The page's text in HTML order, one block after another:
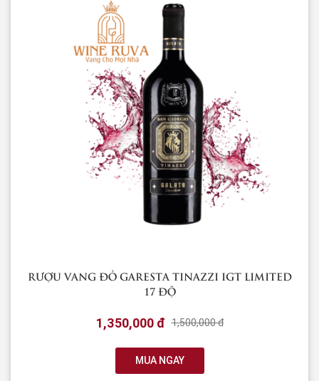
RƯỢU VANG ĐỎ GARESTA TINAZZI IGT LIMITED
17 ĐỘ
1,350,000 đ 1,500,000 đ
MUA NGAY